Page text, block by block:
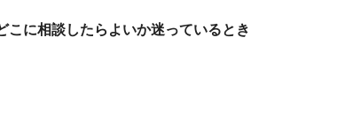
こに相談したらよいか迷っているとき